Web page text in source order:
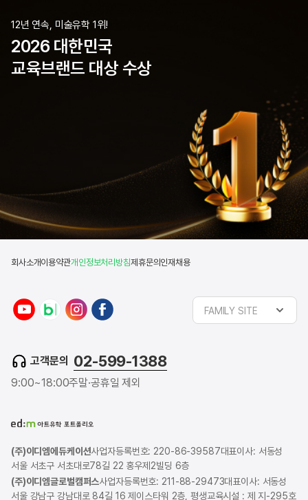
12년 연속, 미술유학 1위!
2026 대한민국
교육브랜드 대상 수상
회사소개이용약관개인정보처리방침제휴문의 인재채용
FAMILY SITE
고객문의 02-599-1388
9:00~18:00주말·공휴일 제외
(주)이디엠에듀케이션사업자등록번호: 220-86-39587대표이사: 서동성
서울 서초구 서초대로78길 22 홍우제2빌딩 6층
(주)이디엠글로벌캠퍼스사업자등록번호: 211-88-29473대표이사: 서동성
서울 강남구 강남대로 84길 16 제이스타워 2층, 평생교육시설 : 제 지-295호